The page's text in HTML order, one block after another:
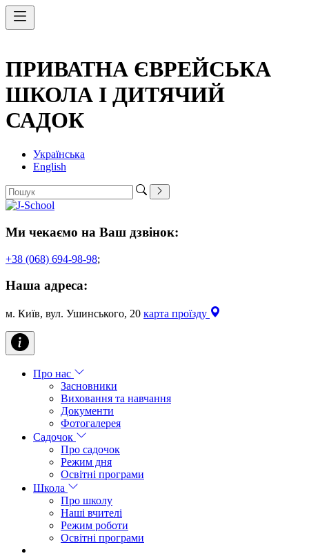
ПРИВАТНА ЄВРЕЙСЬКА
ШКОЛА І ДИТЯЧИЙ
САДОК
Українська
English
Ми чекаємо на Ваш дзвінок:
+38 (068) 694-98-98;
Наша адреса:
м. Київ, вул. Ушинського, 20 карта проїзду
Про нас
Засновники
Виховання та навчання
Документи
Фотогалерея
Садочок
Про садочок
Режим дня
Освітні програми
Школа
Про школу
Наші вчителі
Режим роботи
Освітні програми